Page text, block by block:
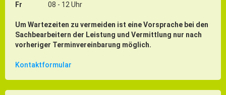
Fr
08 - 12 Uhr
Um Wartezeiten zu vermeiden ist eine Vorsprache bei den
Sachbearbeitern der Leistung und Vermittlung nur nach
vorheriger Terminvereinbarung möglich.
Kontaktformular